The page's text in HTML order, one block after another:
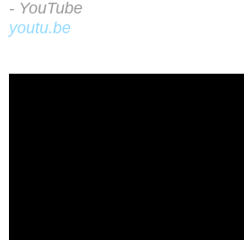
- YouTube
youtu.be